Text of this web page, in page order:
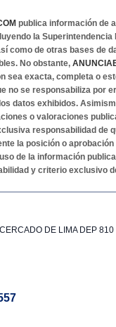
publica información de
la
como de otras bases de
No obstante,
sea exacta, completa o
no se responsabiliza por
datos exhibidos.
o valoraciones
responsabilidad de
la posición o aprobación
de la información
y criterio exclusivo
DE LIMA DEP 810